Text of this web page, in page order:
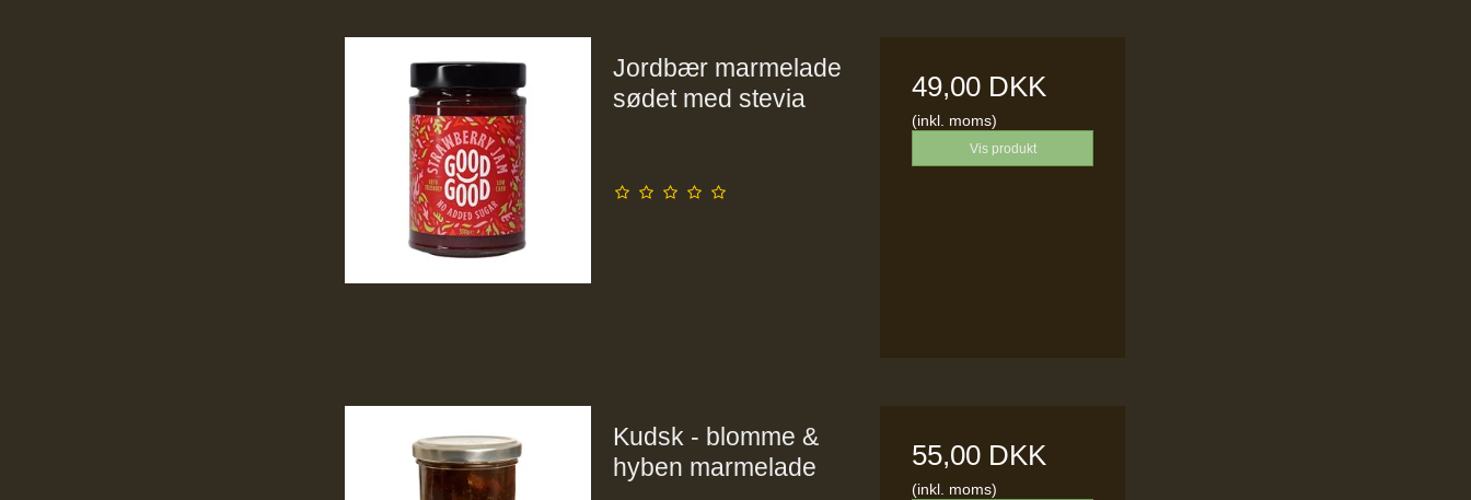
Jordbær marmelade
sødet med stevia
49,00 DKK
(inkl. moms)
Vis produkt
Kudsk - blomme &
hyben marmelade
55,00 DKK
(inkl. moms)